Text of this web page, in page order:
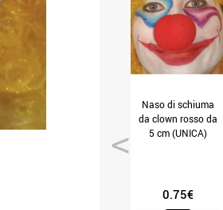
Naso di schiuma
da clown rosso da
5 cm (UNICA)
0.75€